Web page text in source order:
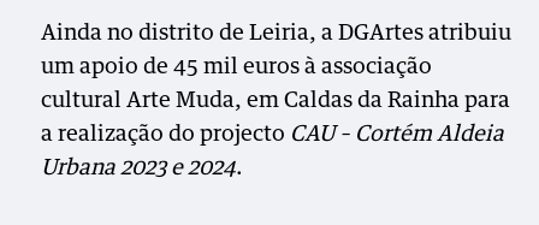
Ainda no distrito de Leiria, a DGArtes atribuiu
um apoio de 45 mil euros à associação
cultural Arte Muda, em Caldas da Rainha para
a realização do projecto CAU – Cortém Aldeia
Urbana 2023 e 2024.